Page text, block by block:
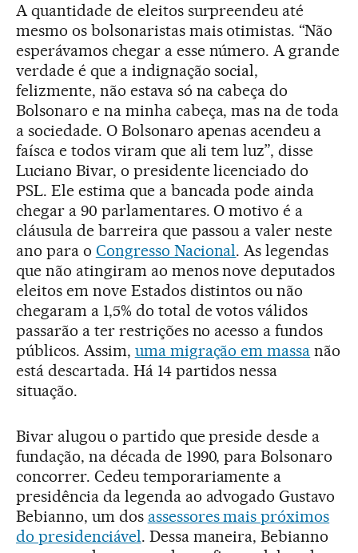
A quantidade de eleitos surpreendeu até
mesmo os bolsonaristas mais otimistas. “Não
esperávamos chegar a esse número. A grande
verdade é que a indignação social,
felizmente, não estava só na cabeça do
Bolsonaro e na minha cabeça, mas na de toda
a sociedade. O Bolsonaro apenas acendeu a
faísca e todos viram que ali tem luz”, disse
Luciano Bivar, o presidente licenciado do
PSL. Ele estima que a bancada pode ainda
chegar a 90 parlamentares. O motivo é a
cláusula de barreira que passou a valer neste
ano para o Congresso Nacional. As legendas
que não atingiram ao menos nove deputados
eleitos em nove Estados distintos ou não
chegaram a 1,5% do total de votos válidos
passarão a ter restrições no acesso a fundos
públicos. Assim, uma migração em massa não
está descartada. Há 14 partidos nessa
situação.
Bivar alugou o partido que preside desde a
fundação, na década de 1990, para Bolsonaro
concorrer. Cedeu temporariamente a
presidência da legenda ao advogado Gustavo
Bebianno, um dos assessores mais próximos
do presidenciável. Dessa maneira, Bebianno